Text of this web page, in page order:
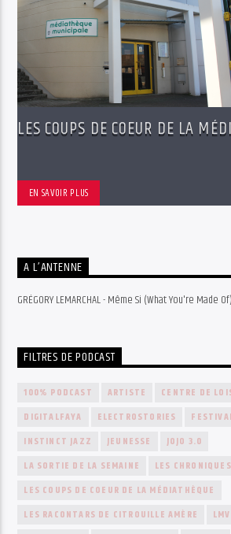
LES COUPS DE COEUR DE LA
EN SAVOIR PLUS
A L’ANTENNE
GRÉGORY LEMARCHAL - Même Si (What You're Made Of)
FILTRES DE PODCAST
100% PODCAST ARTISTE CENTRE DE
DIGITALFAYA
ELECTROSTORIES
INSTINCT JAZZ
JEUNESSE
JOJO 3.0
LA SORTIE DE LA SEMAINE
LES
LES COUPS DE COEUR DE LA MÉDIATHÈQUE
LES RACONTARS DE CITROUILLE AMÈRE